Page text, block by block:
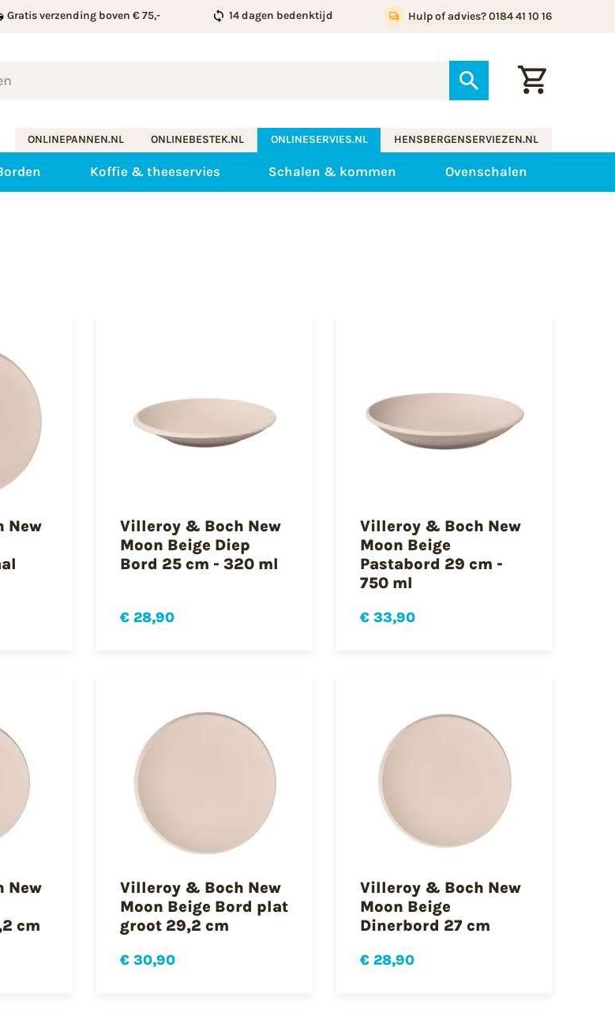
Gratis verzending boven € 75,- 14 dagen bedenktijd Hulp of advies? 0184 41 10 16
ONLINEPANNEN.NL ONLINEBESTEK.NL ONLINESERVIES.NL HENSBERGENSERVIEZEN.NL
Koffie & theeservies Schalen & kommen Ovenschalen
New
Villeroy & Boch New
Moon Beige Diep
Bord 25 cm - 320 ml
€ 28,90
Villeroy & Boch New
Moon Beige
Pastabord 29 cm -
750 ml
€ 33,90
New
cm
Villeroy & Boch New
Moon Beige Bord plat
groot 29,2 cm
€ 30,90
Villeroy & Boch New
Moon Beige
Dinerbord 27 cm
€ 28,90